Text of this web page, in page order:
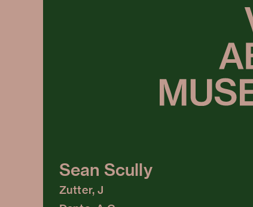
Sean Scully
Zutter, J